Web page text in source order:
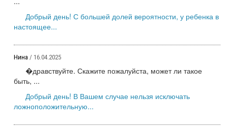
Добрый день! С большей долей вероятности, у ребенка в
настоящее...
Нина / 16.04.2025
�дравствуйте. Скажите пожалуйста, может ли такое
быть, ...
Добрый день! В Вашем случае нельзя исключать
ложноположительную...